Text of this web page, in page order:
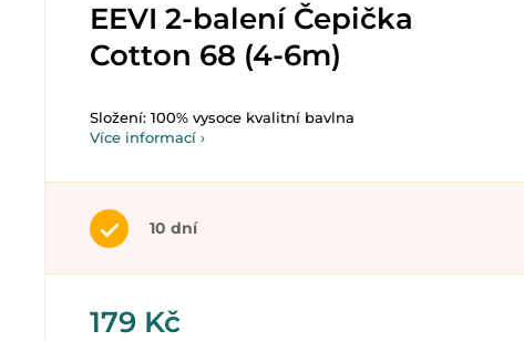
EEVI 2-balení Čepička
Cotton 68 (4-6m)
Složení: 100% vysoce kvalitní bavlna
Více informací ›
10 dní
179 Kč